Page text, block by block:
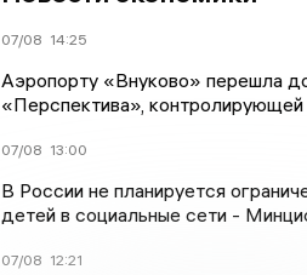
07/08 14:25
Аэропорту «Внуково» перешла
«Перспектива»,
07/08 13:00
В России не планируется
детей в социальные сети -
07/08 12:21